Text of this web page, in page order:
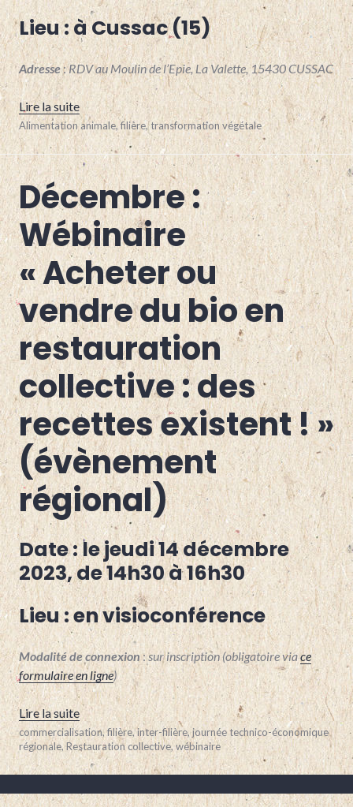
Lieu :àCussac (15)
Adresse:RDV au Moulin de l’Epie, La Valette, 15430 CUSSAC
Lire la suite« Décembre : Venez découvrir la filière
20
décembre
2023
Alimentation animale,filière,transformation végétale
AIN,
ALLIER,
APICULTURE
ARBORICULTURE,
ARDÈCHE,
BOVINS
LAIT
BOVINS
VIANDE ,
CANTAL
CAPRINS
DRÔME,
GRANDES
CULTURES,
HAUTE-
LOIRE,
HAUTE-
SAVOIE
ISERE
LOIRE,
MARAÎCHAGE,
OVINS,
PETITS
FRUITS,
POLYÉLEVAGE
PORCS,
PPAM,
PUY-
DE-
DOME,
RHONE,
SAVOIE
VITICULTURE,
VOLAILLES
Décembre :
Wébinaire
« Acheter ou
vendre du bio en
restauration
collective : des
recettes existent ! »
(évènement
régional)
Date : le jeudi 14 décembre
2023, de 14h30 à 16h30
Lieu :en visioconférence
Modalité de connexion :sur inscription (obligatoire viace
formulaire en ligne)
Lire la suite« Décembre : Wébinaire « Acheter ou vendre du
16
novembre
2023
commercialisation,filière,inter-filière,journée technico-économique
régionale, Restauration collective,wébinaire